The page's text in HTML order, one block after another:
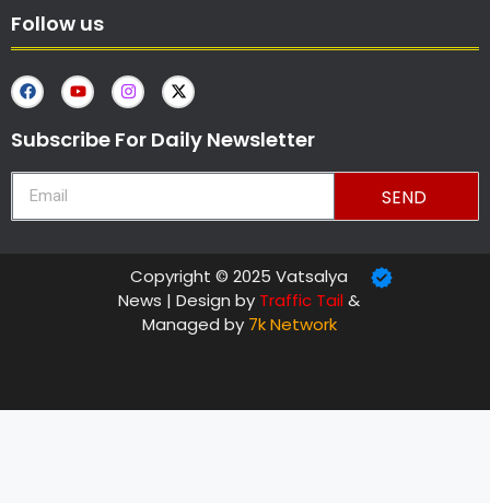
Follow us
Subscribe For Daily Newsletter
SEND
Copyright © 2025 Vatsalya
News | Design by Traffic Tail&
Managed by 7k Network